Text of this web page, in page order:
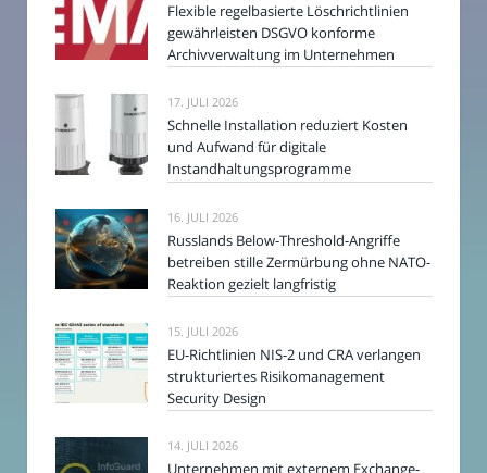
Flexible regelbasierte Löschrichtlinien
gewährleisten DSGVO konforme
Archivverwaltung im Unternehmen
17. JULI 2026
Schnelle Installation reduziert Kosten
und Aufwand für digitale
Instandhaltungsprogramme
16. JULI 2026
Russlands Below-Threshold-Angriffe
betreiben stille Zermürbung ohne NATO-
Reaktion gezielt langfristig
15. JULI 2026
EU-Richtlinien NIS-2 und CRA verlangen
strukturiertes Risikomanagement
Security Design
14. JULI 2026
Unternehmen mit externem Exchange-